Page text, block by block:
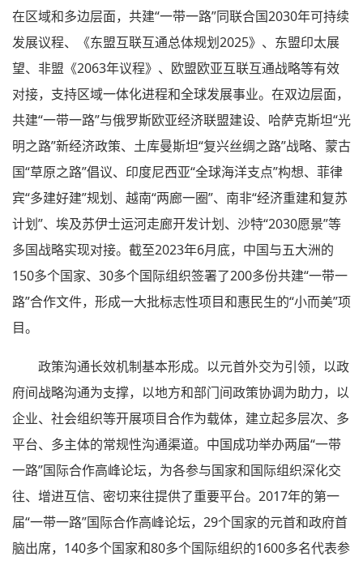
在区域和多边层面，共建“一带一路”同联合国2030年可持续
发展议程、《东盟互联互通总体规划2025》、东盟印太展
望、非盟《2063年议程》、欧盟欧亚互联互通战略等有效
对接，支持区域一体化进程和全球发展事业。在双边层面，
共建“一带一路”与俄罗斯欧亚经济联盟建设、哈萨克斯坦“光
明之路”新经济政策、土库曼斯坦“复兴丝绸之路”战略、蒙古
国“草原之路”倡议、印度尼西亚“全球海洋支点”构想、菲律
宾“多建好建”规划、越南“两廊一圈”、南非“经济重建和复苏
计划”、埃及苏伊士运河走廊开发计划、沙特“2030愿景”等
多国战略实现对接。截至2023年6月底，中国与五大洲的
150多个国家、30多个国际组织签署了200多份共建“一带一
路”合作文件，形成一大批标志性项目和惠民生的“小而美”项
目。
政策沟通长效机制基本形成。以元首外交为引领，以政
府间战略沟通为支撑，以地方和部门间政策协调为助力，以
企业、社会组织等开展项目合作为载体，建立起多层次、多
平台、多主体的常规性沟通渠道。中国成功举办两届“一带
一路”国际合作高峰论坛，为各参与国家和国际组织深化交
往、增进互信、密切来往提供了重要平台。2017年的第一
届“一带一路”国际合作高峰论坛，29个国家的元首和政府首
脑出席，140多个国家和80多个国际组织的1600多名代表参